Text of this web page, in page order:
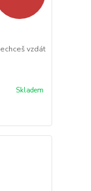
vzdát
Skladem